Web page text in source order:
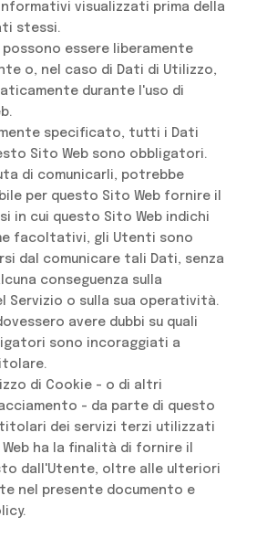
visualizzati prima della
stessi.
possono essere liberamente
o, nel caso di Dati di Utilizzo,
durante l'uso di
specificato, tutti i Dati
Sito Web sono obbligatori.
di comunicarli, potrebbe
per questo Sito Web fornire il
in cui questo Sito Web indichi
facoltativi, gli Utenti sono
dal comunicare tali Dati, senza
conseguenza sulla
Servizio o sulla sua operatività.
avere dubbi su quali
sono incoraggiati a
di Cookie - o di altri
- da parte di questo
titolari dei servizi terzi utilizzati
ha la finalità di fornire il
dall'Utente, oltre alle ulteriori
nel presente documento e